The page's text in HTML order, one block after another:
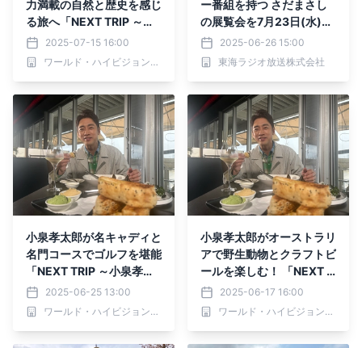
力満載の自然と歴史を感じ
る旅へ「NEXT TRIP ～お
おしましゅんのカナダ紀
行 自然と文化の街・オタ
ワ～」7月17日(木)夕方6
2025-07-15 16:00
ワールド・ハイビジョン・チャンネル株式会社
ー番組を持つ さだまさし
の展覧会を7月23日(水)か
ら名古屋栄三越で開催
2025-06-26 15:00
東海ラジオ放送株式会社
小泉孝太郎が名キャディと
名門コースでゴルフを堪能
「NEXT TRIP ～小泉孝太
郎の休日旅 in 豪州ゴール
ドコースト 後編～」 6月
26日(木)夕方6時30分か
2025-06-25 13:00
ワールド・ハイビジョン・チャンネル株式会社
小泉孝太郎がオーストラリ
アで野生動物とクラフトビ
ールを楽しむ！ 「NEXT T
RIP ～小泉孝太郎の休日旅
in 豪州ゴールドコース
ト 前編～」 6月19日(木)
2025-06-17 16:00
ワールド・ハイビジョン・チャンネル株式会社